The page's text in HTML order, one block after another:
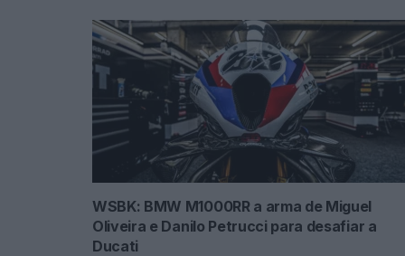
WSBK: BMW M1000RR a arma de Miguel
Oliveira e Danilo Petrucci para desafiar a
Ducati